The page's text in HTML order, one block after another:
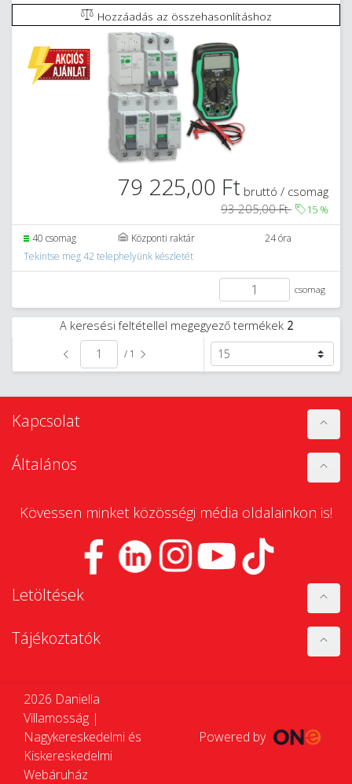
Hozzáadás az összehasonlításhoz
79 225,00 Ft bruttó / csomag
93 205,00 Ft
15 %
40 csomag Központi raktár
24 óra
Tekintse meg 42 telephelyünk készletét
csomag
A keresési feltétellel megegyező termékek 2
/ 1
Kapcsolat
Általános
Kövessen minket közösségi média oldalainkon is!
Letöltések
Tájékoztatók
2026 Daniella
Villamosság |
Nagykereskedelmi és
Kiskereskedelmi
Webáruház
Powered by